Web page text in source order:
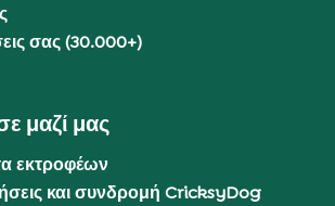
σας (30.000+)
μαζί μας
εκτροφέων
και συνδρομή CricksyDog